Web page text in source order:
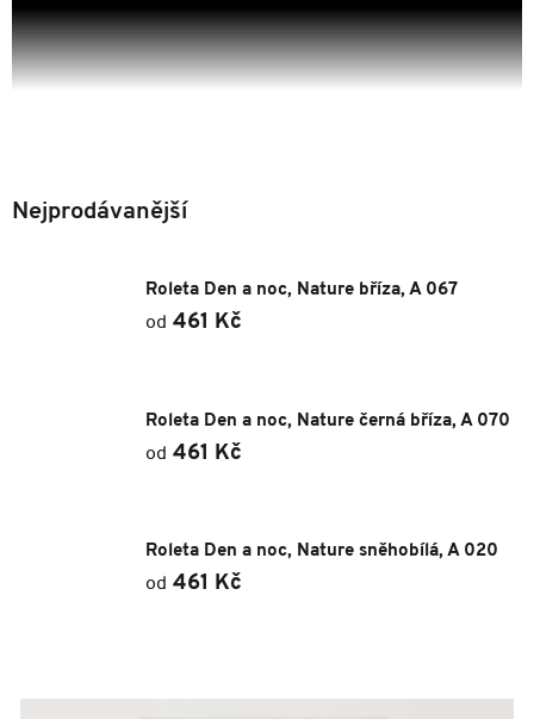
Rolety den a noc s maximálním zatemněním pro nerušený spánek a
zatemnění dosáhnete. Ideální do ložnic, dětských pokojů a místností
. Podívejte se na
Rozdíly u rolet Den a noc
Nejprodávanější
Roleta Den a noc, Nature bříza, A 067
od 461 Kč
Roleta Den a noc, Nature černá bříza, A 070
od 461 Kč
Roleta Den a noc, Nature sněhobílá, A 020
od 461 Kč
ý